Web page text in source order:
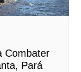
Combater
Pará